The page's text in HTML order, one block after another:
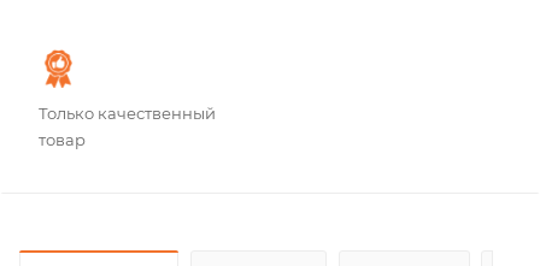
Только качественный
товар